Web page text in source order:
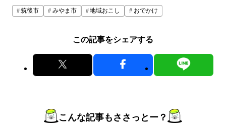
筑後市 みやま市 地域おこし おでかけ
この記事をシェアする
こんな記事もささっとー？